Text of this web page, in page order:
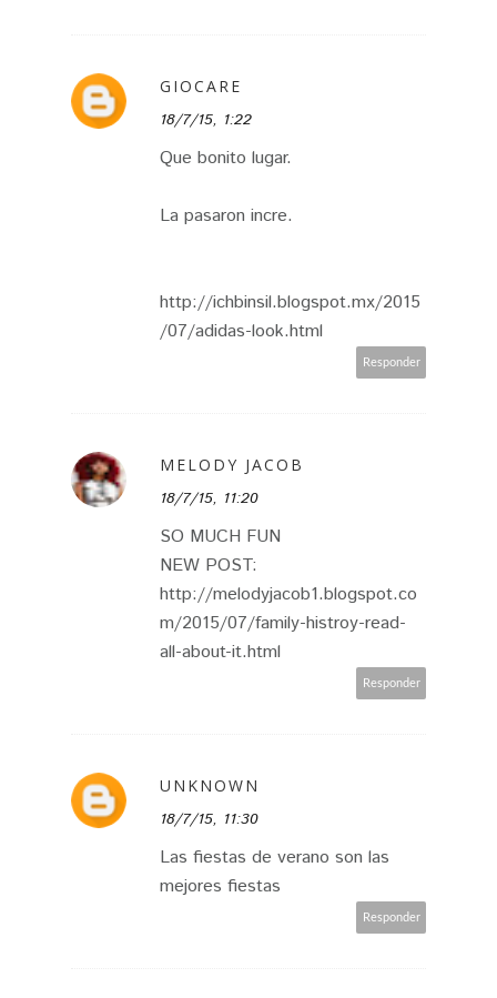
GIOCARE
18/7/15, 1:22
Que bonito lugar.
La pasaron incre.
http://ichbinsil.blogspot.mx/2015
/07/adidas-look.html
Responder
MELODY JACOB
18/7/15, 11:20
SO MUCH FUN
NEW POST:
http://melodyjacob1.blogspot.co
m/2015/07/family-histroy-read-
all-about-it.html
Responder
UNKNOWN
18/7/15, 11:30
Las fiestas de verano son las
mejores fiestas
Responder